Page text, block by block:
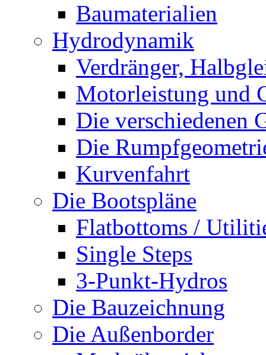
Baumaterialien
Hydrodynamik
Verdränger,
Motorleistung und
Die verschiedenen
Die
Kurvenfahrt
Die Bootspläne
Flatbottoms /
Single Steps
3-Punkt-Hydros
Die Bauzeichnung
Die Außenborder